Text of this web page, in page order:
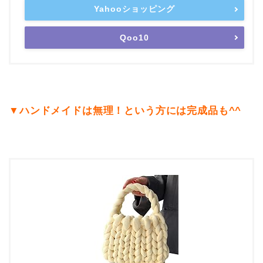
Yahooショッピング
Qoo10
▼ハンドメイドは無理！という方には完成品も^^